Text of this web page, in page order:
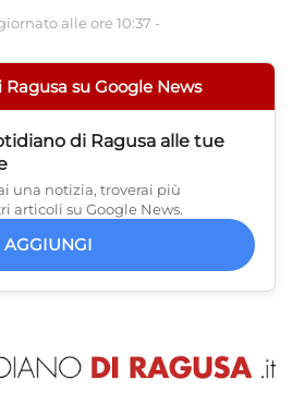
alle ore 10:37 -
su Google News
di Ragusa alle tue
una notizia, troverai più
articoli su Google News.
AGGIUNGI